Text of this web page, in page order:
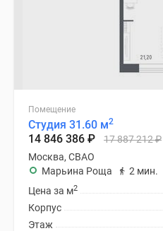
Помещение
Студия 31.60 м2
14 846 386 ₽ 17 887 212₽
Москва, СВАО
Марьина Роща
2 мин.
Цена за м2
Корпус
Этаж